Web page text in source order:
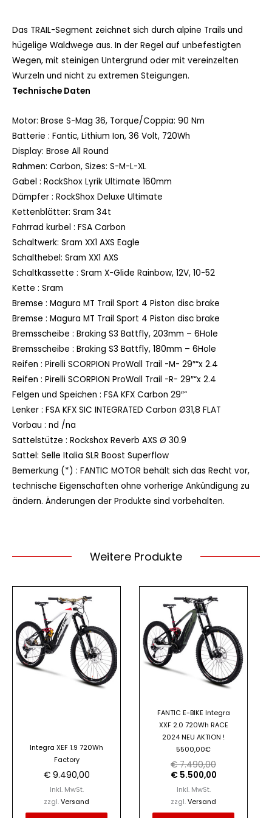
Das TRAIL-Segment zeichnet sich durch alpine Trails und
hügelige Waldwege aus. In der Regel auf unbefestigten
Wegen, mit steinigen Untergrund oder mit vereinzelten
Wurzeln und nicht zu extremen Steigungen.
Technische Daten
Motor: Brose S-Mag 36, Torque/Coppia: 90 Nm
Batterie : Fantic, Lithium Ion, 36 Volt, 720Wh
Display: Brose All Round
Rahmen: Carbon, Sizes: S-M-L-XL
Gabel : RockShox Lyrik Ultimate 160mm
Dämpfer : RockShox Deluxe Ultimate
Kettenblätter: Sram 34t
Fahrrad kurbel : FSA Carbon
Schaltwerk: Sram XX1 AXS Eagle
Schalthebel: Sram XX1 AXS
Schaltkassette : Sram X-Glide Rainbow, 12V, 10-52
Kette : Sram
Bremse : Magura MT Trail Sport 4 Piston disc brake
Bremse : Magura MT Trail Sport 4 Piston disc brake
Bremsscheibe : Braking S3 Battfly, 203mm – 6Hole
Bremsscheibe : Braking S3 Battfly, 180mm – 6Hole
Reifen : Pirelli SCORPION ProWall Trail -M- 29″“x 2.4
Reifen : Pirelli SCORPION ProWall Trail -R- 29″“x 2.4
Felgen und Speichen : FSA KFX Carbon 29″“
Lenker : FSA KFX SIC INTEGRATED Carbon Ø31,8 FLAT
Vorbau : nd /na
Sattelstütze : Rockshox Reverb AXS Ø 30.9
Sattel: Selle Italia SLR Boost Superflow
Bemerkung (*) : FANTIC MOTOR behält sich das Recht vor,
technische Eigenschaften ohne vorherige Ankündigung zu
ändern. Änderungen der Produkte sind vorbehalten.
Weitere Produkte
Integra XEF 1.9 720Wh
Factory
€9.490,00
Inkl. MwSt.
zzgl. Versand
Dieses
Produkt
weist
mehrere
Varianten
auf.
Die
der
Produktseite
gewählt
werden
FANTIC E-BIKE Integra
XXF 2.0 720Wh RACE
2024 NEU AKTION !
5500,00€
€7.490,00
Preis
€5.500,00
Preis
Inkl. MwSt.
zzgl. Versand
Dieses
Produkt
weist
mehrere
Varianten
auf.
Die
können
auf
der
Produktseite
gewählt
werden